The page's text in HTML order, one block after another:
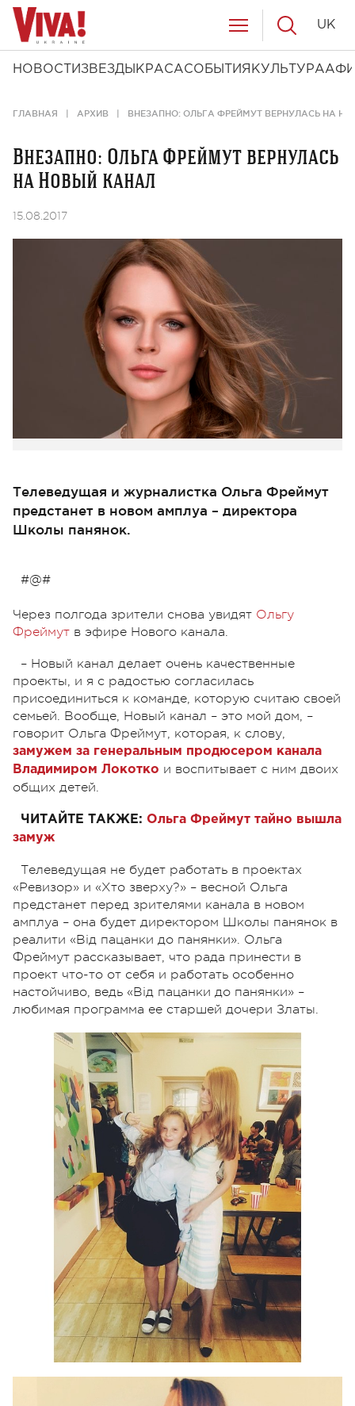
НОВОСТИ ЗВЕЗДЫ КРАСАСОБЫТИЯ КУЛЬТУРА
UK
ГЛАВНАЯ АРХИВ ВНЕЗАПНО: ОЛЬГА ФРЕЙМУТ ВЕРНУЛАСЬ НА
Внезапно: Ольга Фреймут вернулась
на Новый канал
15.08.2017
Телеведущая и журналистка Ольга Фреймут
предстанет в новом амплуа – директора
Школы панянок.
#@#
Через полгода зрители снова увидят Ольгу
Фреймут в эфире Нового канала.
– Новый канал делает очень качественные
проекты, и я с радостью согласилась
присоединиться к команде, которую считаю своей
семьей. Вообще, Новый канал – это мой дом, –
говорит Ольга Фреймут, которая, к слову,
замужем за генеральным продюсером канала
Владимиром Локотко и воспитывает с ним двоих
общих детей.
ЧИТАЙТЕ ТАКЖЕ: Ольга Фреймут тайно вышла
замуж
Телеведущая не будет работать в проектах
«Ревизор» и «Хто зверху?» – весной Ольга
предстанет перед зрителями канала в новом
амплуа – она будет директором Школы панянок в
реалити «Від пацанки до панянки». Ольга
Фреймут рассказывает, что рада принести в
проект что-то от себя и работать особенно
настойчиво, ведь «Від пацанки до панянки» –
любимая программа ее старшей дочери Златы.